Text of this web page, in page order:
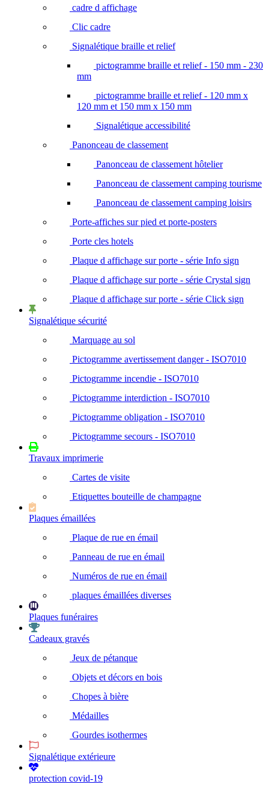
cadre d affichage
Clic cadre
Signalétique braille et relief
pictogramme braille et relief - 150 mm - 230
mm
pictogramme braille et relief - 120 mm x
120 mm et 150 mm x 150 mm
Signalétique accessibilité
Panonceau de classement
Panonceau de classement hôtelier
Panonceau de classement camping tourisme
Panonceau de classement camping loisirs
Porte-affiches sur pied et porte-posters
Porte cles hotels
Plaque d affichage sur porte - série Info sign
Plaque d affichage sur porte - série Crystal sign
Plaque d affichage sur porte - série Click sign
Signalétique sécurité
Marquage au sol
Pictogramme avertissement danger - ISO7010
Pictogramme incendie - ISO7010
Pictogramme interdiction - ISO7010
Pictogramme obligation - ISO7010
Pictogramme secours - ISO7010
Travaux imprimerie
Cartes de visite
Etiquettes bouteille de champagne
Plaques émaillées
Plaque de rue en émail
Panneau de rue en émail
Numéros de rue en émail
plaques émaillées diverses
Plaques funéraires
Cadeaux gravés
Jeux de pétanque
Objets et décors en bois
Chopes à bière
Médailles
Gourdes isothermes
Signalétique extérieure
protection covid-19